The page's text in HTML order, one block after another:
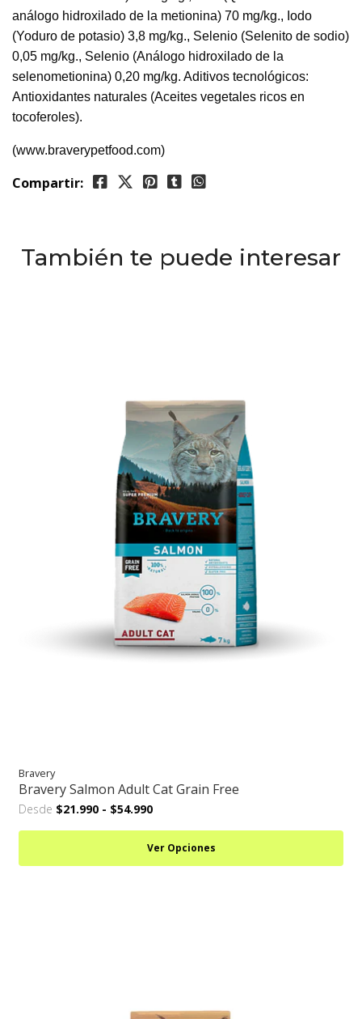
análogo hidroxilado de la metionina) 70 mg/kg., Iodo
(Yoduro de potasio) 3,8 mg/kg., Selenio (Selenito de sodio)
0,05 mg/kg., Selenio (Análogo hidroxilado de la
selenometionina) 0,20 mg/kg. Aditivos tecnológicos:
Antioxidantes naturales (Aceites vegetales ricos en
tocoferoles).
(www.braverypetfood.com)
Compartir:
También te puede interesar
Bravery
Bravery Salmon Adult Cat Grain Free
Desde $21.990 - $54.990
Ver Opciones